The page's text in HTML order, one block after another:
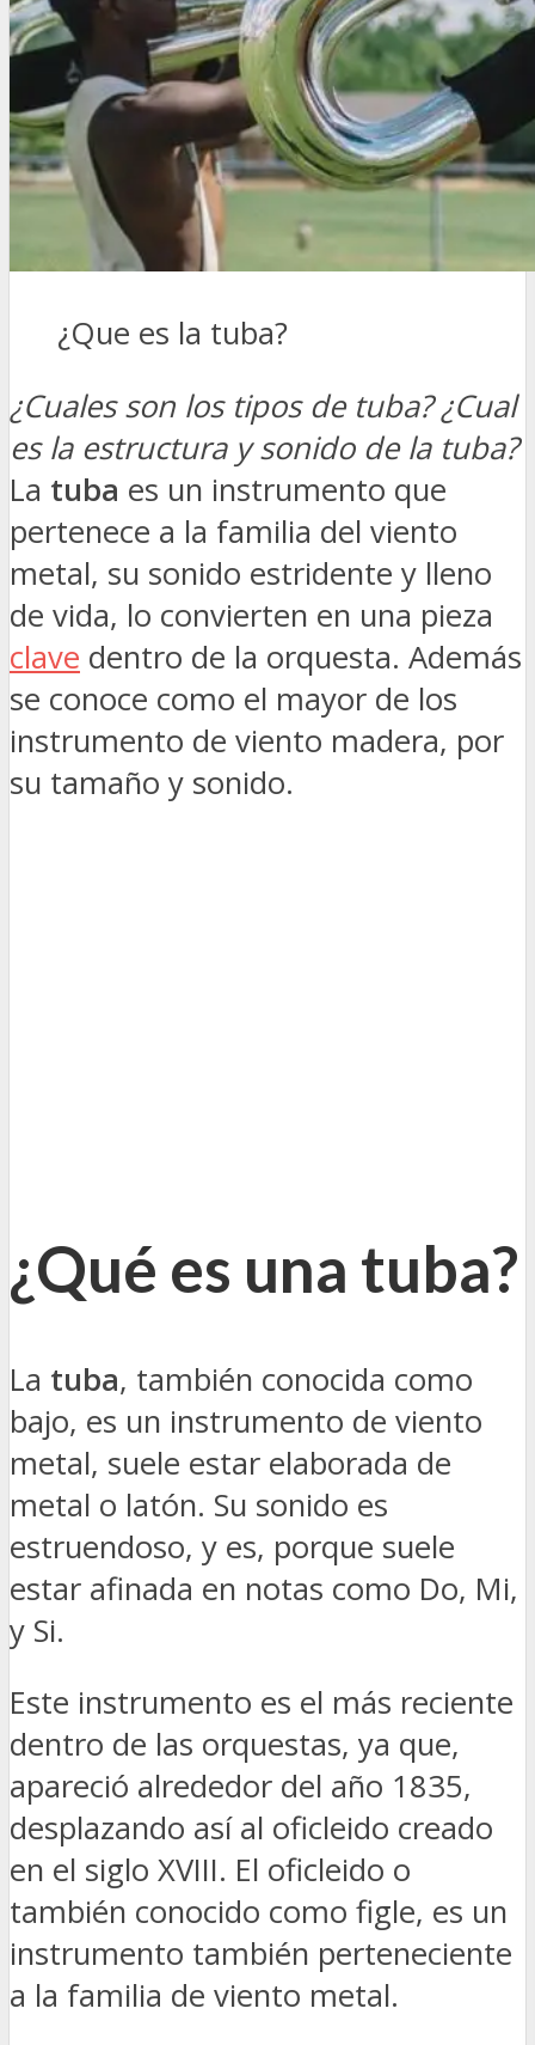
¿Que es la tuba?
¿Cuales son los tipos de tuba? ¿Cual
es la estructura y sonido de la tuba?
La tuba es un instrumento que
pertenece a la familia del viento
metal, su sonido estridente y lleno
de vida, lo convierten en una pieza
clave dentro de la orquesta. Además
se conoce como el mayor de los
instrumento de viento madera, por
su tamaño y sonido.
¿Qué es una tuba?
La tuba, también conocida como
bajo, es un instrumento de viento
metal, suele estar elaborada de
metal o latón. Su sonido es
estruendoso, y es, porque suele
estar afinada en notas como Do, Mi,
y Si.
Este instrumento es el más reciente
dentro de las orquestas, ya que,
apareció alrededor del año 1835,
desplazando así al oficleido creado
en el siglo XVIII. El oficleido o
también conocido como figle, es un
instrumento también perteneciente
a la familia de viento metal.